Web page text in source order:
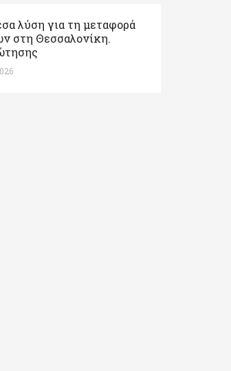
λύση για τη μεταφορά
στη Θεσσαλονίκη.